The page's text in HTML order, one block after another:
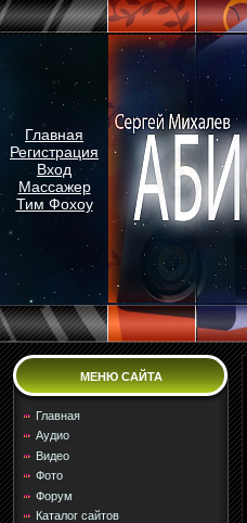
Главная
Регистрация
Вход
Массажер
Тим Фохоу
МЕНЮ САЙТА
Главная
Аудио
Видео
Фото
Форум
Каталог сайтов